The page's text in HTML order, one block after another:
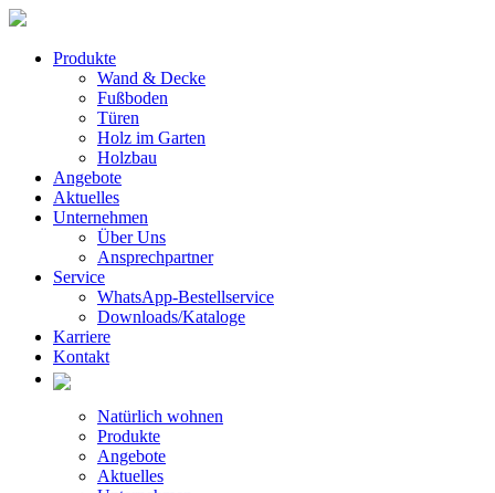
Produkte
Wand & Decke
Fußboden
Türen
Holz im Garten
Holzbau
Angebote
Aktuelles
Unternehmen
Über Uns
Ansprechpartner
Service
WhatsApp-Bestellservice
Downloads/Kataloge
Karriere
Kontakt
Natürlich wohnen
Produkte
Angebote
Aktuelles